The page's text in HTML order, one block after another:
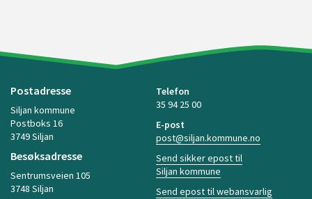
Postadresse
Siljan kommune
Postboks 16
3749 Siljan
Besøksadresse
Sentrumsveien 105
3748 Siljan
Telefon
35 94 25 00
E-post
post@siljan.kommune.no
Send sikker epost til
Siljan kommune
Send epost til webansvarlig